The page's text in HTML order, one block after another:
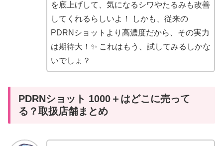
を底上げして、気になるシワやたるみも改善
してくれるらしいよ！ しかも、従来の
PDRNショットより高濃度だから、その実力
は期待大！✨ これはもう、試してみるしかな
いでしょ？
PDRNショット 1000＋はどこに売って
る？取扱店舗まとめ